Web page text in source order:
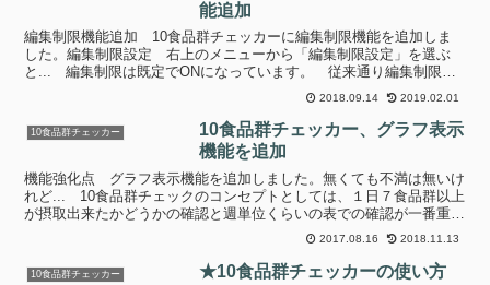
能追加
編集制限機能追加 10食品群チェッカーに編集制限機能を追加しま
した。編集制限設定 右上のメニューから「編集制限設定」を選ぶ
と... 編集制限は既定でONになっています。 従来通り編集制限を
しない場合や、大量に過去データを入力する場合などには...
2018.09.14 2019.02.01
10食品群チェッカー
10食品群チェッカー、グラフ表示
機能を追加
機能強化点 グラフ表示機能を追加しました。無くても不満は無いけ
れど... 10食品群チェックのコンセプトとしては、１日７食品群以上
が摂取出来たかどうかの確認と週単位くらいの表での確認が一番重要
で効果が有り、これで十分、何の不足も無いのですが...
2017.08.16 2018.11.13
10食品群チェッカー ★10食品群チェッカーの使い方